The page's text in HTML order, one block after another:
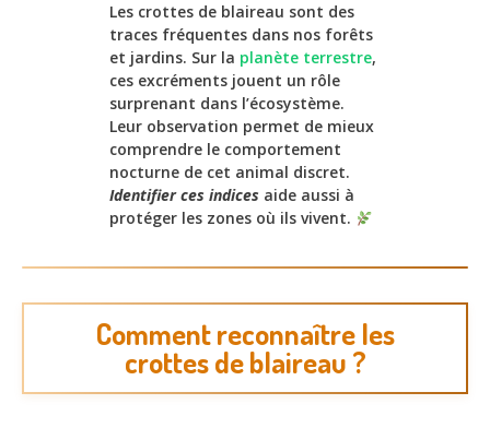
Les crottes de blaireau sont des
traces fréquentes dans nos forêts
et jardins. Sur la planète terrestre,
ces excréments jouent un rôle
surprenant dans l’écosystème.
Leur observation permet de mieux
comprendre le comportement
nocturne de cet animal discret.
Identifier ces indices aide aussi à
protéger les zones où ils vivent.
Comment reconnaître les
crottes de blaireau ?